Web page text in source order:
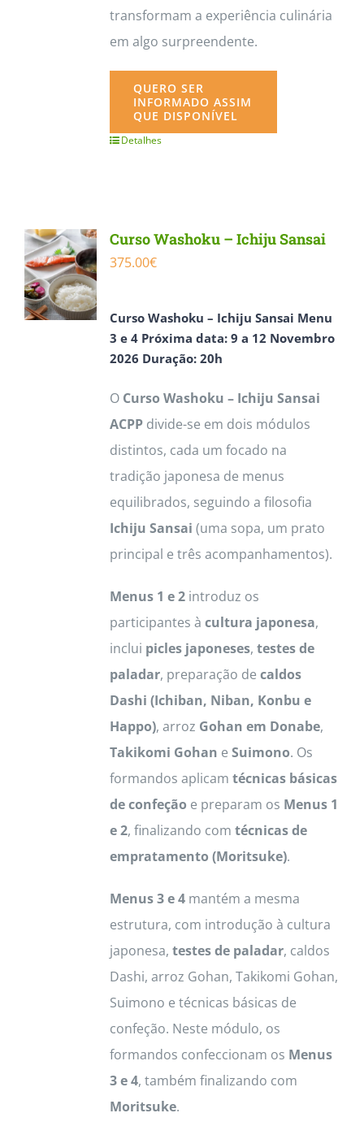
transformam a experiência culinária
em algo surpreendente.
QUERO SER
INFORMADO ASSIM
QUE DISPONÍVEL
Detalhes
Curso Washoku – Ichiju Sansai
375.00€
Curso Washoku – Ichiju Sansai Menu
3 e 4 Próxima data: 9 a 12 Novembro
2026 Duração: 20h
O Curso Washoku – Ichiju Sansai
ACPPdivide-se em dois módulos
distintos, cada um focado na
tradição japonesa de menus
equilibrados, seguindo a filosofia
Ichiju Sansai (uma sopa, um prato
principal e três acompanhamentos).
Menus 1 e 2introduz os
participantes à cultura japonesa,
inclui picles japoneses, testes de
paladar, preparação de caldos
Dashi (Ichiban, Niban, Konbu e
Happo), arroz Gohan em Donabe,
Takikomi Gohan e Suimono. Os
formandos aplicam técnicas básicas
de confeção e preparam os Menus 1
e 2, finalizando com técnicas de
empratamento (Moritsuke).
Menus 3 e 4mantém a mesma
estrutura, com introdução à cultura
japonesa, testes de paladar, caldos
Dashi, arroz Gohan, Takikomi Gohan,
Suimono e técnicas básicas de
confeção. Neste módulo, os
formandos confeccionam os Menus
3 e 4, também finalizando com
Moritsuke.